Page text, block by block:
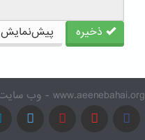
ذخیره پیش‌نمایش
www.aeenebahai.org - وب سایت معرفی آئین بهائی به زبان فارسی